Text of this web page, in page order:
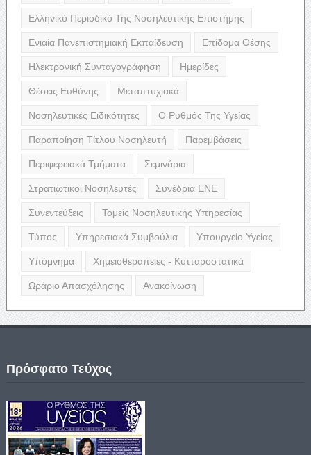
Ελληνικό Περιοδικό Της Νοσηλευτικής Επιστήμης
Ενιαία Πανεπιστημιακή Εκπαίδευση Επίδομα Θέσης
Ηλεκτρονική Συνταγογράφηση Ημερίδες
Θέσεις Ευθύνης Μεταπτυχιακά
Νοσηλευτικές Ειδικότητες Ο Ρυθμός Της Υγείας
Παραποίηση Τίτλου Νοσηλευτή Παρεμβάσεις
Περιφερειακά Τμήματα Σεμινάρια
Στρατιωτικοί Νοσηλευτές Συνέδρια ΕΝΕ
Συνεντεύξεις Τομείς Νοσηλευτικής Υπηρεσίας
Τύπος Υπηρεσιακά Συμβούλια Υπουργείο Υγείας
Υπόμνημα Χημειοθεραπείες - Κυτταροστατικά
Ωράριο Απασχόλησης Ανακοίνωση
Πρόσφατο Τεύχος